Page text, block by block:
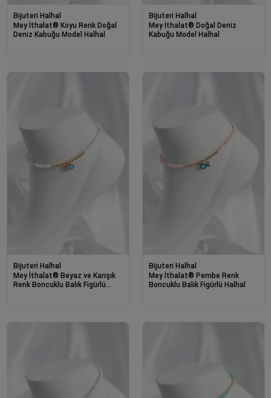
Bijuteri Halhal
Mey İthalat® Koyu Renk Doğal
Deniz Kabuğu Model Halhal
Bijuteri Halhal
Mey İthalat® Doğal Deniz
Kabuğu Model Halhal
Bijuteri Halhal
Mey İthalat® Beyaz ve Karışık
Renk Boncuklu Balık Figürlü
Bijuteri Halhal
Mey İthalat® Pembe Renk
Boncuklu Balık Figürlü Halhal